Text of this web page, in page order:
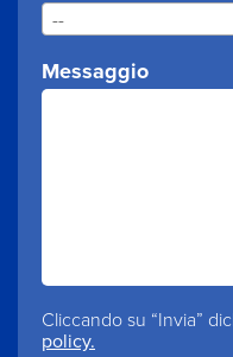
--
Messaggio
Cliccando su “Invia”
policy.